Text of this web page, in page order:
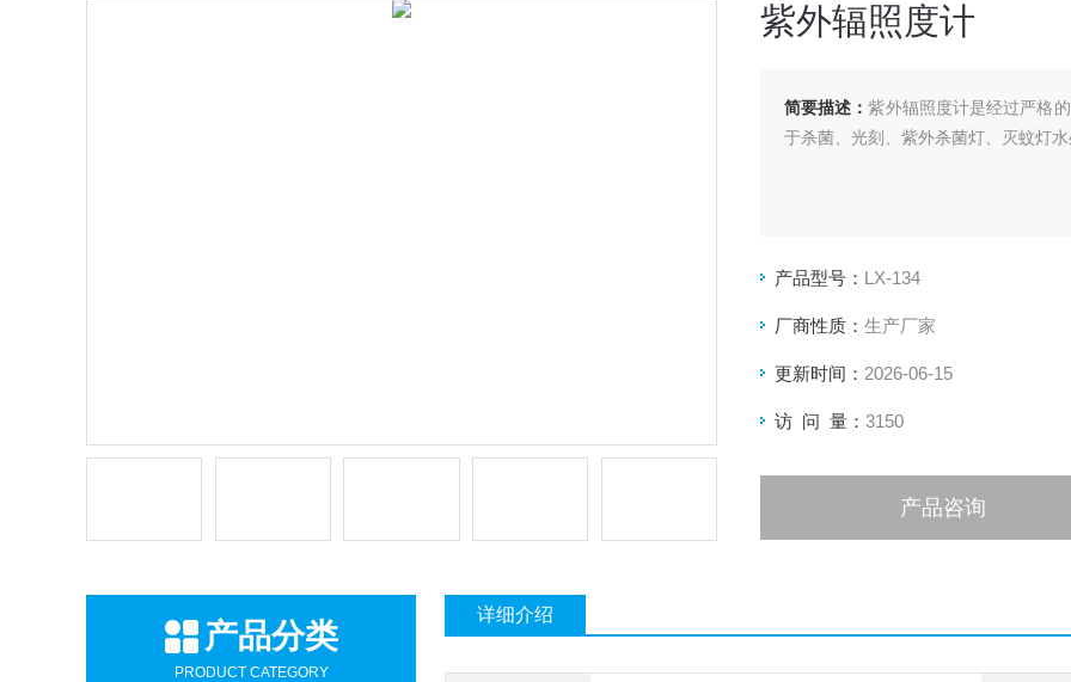
紫外辐照度计
简要描述：紫外辐照度计是经过严格
于杀菌、光刻、紫外杀菌灯、灭蚊灯
产品型号： LX-134
厂商性质： 生产厂家
更新时间： 2026-06-15
访 问 量： 3150
产品咨询
产品分类
PRODUCT CATEGORY
详细介绍